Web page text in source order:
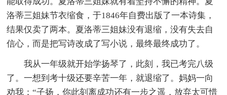
洛蒂三姐妹节衣缩食，于1846年自费出版了一本诗集，
结果仅卖了两本。夏洛蒂三姐妹没有退缩，没有失去自
信心，而是把写诗改成了写小说，最终最终成功了。
我从一年级就开始学扬琴了，此刻，我已考完八级
了。一想到考十级还要辛苦一年，就退缩了。妈妈一向
劝我：“子扬，你此刻离成功还有一步之遥，放弃太可惜